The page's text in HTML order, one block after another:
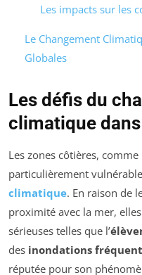
Les impacts sur les
Le Changement
Globales
Les défis du
climatique
Les zones côtières,
particulièrement
climatique. En raison de
proximité avec la mer,
sérieuses telles que l’
des inondations
réputée pour son